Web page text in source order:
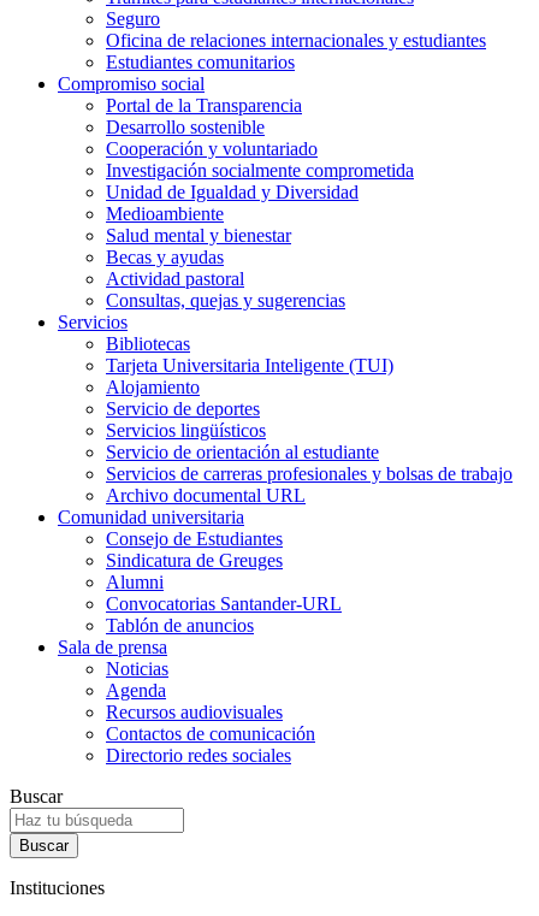
Seguro
Oficina de relaciones internacionales y estudiantes
Estudiantes comunitarios
Compromiso social
Portal de la Transparencia
Desarrollo sostenible
Cooperación y voluntariado
Investigación socialmente comprometida
Unidad de Igualdad y Diversidad
Medioambiente
Salud mental y bienestar
Becas y ayudas
Actividad pastoral
Consultas, quejas y sugerencias
Servicios
Bibliotecas
Tarjeta Universitaria Inteligente (TUI)
Alojamiento
Servicio de deportes
Servicios lingüísticos
Servicio de orientación al estudiante
Servicios de carreras profesionales y bolsas de trabajo
Archivo documental URL
Comunidad universitaria
Consejo de Estudiantes
Sindicatura de Greuges
Alumni
Convocatorias Santander-URL
Tablón de anuncios
Sala de prensa
Noticias
Agenda
Recursos audiovisuales
Contactos de comunicación
Directorio redes sociales
Buscar
Instituciones